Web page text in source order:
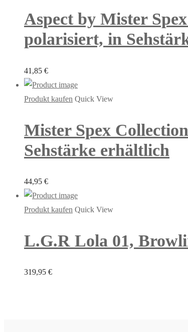
Aspect by Mister
polarisiert, in
41,85 €
Produkt kaufen Quick View
Mister Spex
Sehstärke erhältlich
44,95 €
Produkt kaufen Quick View
L.G.R Lola 01,
319,95 €